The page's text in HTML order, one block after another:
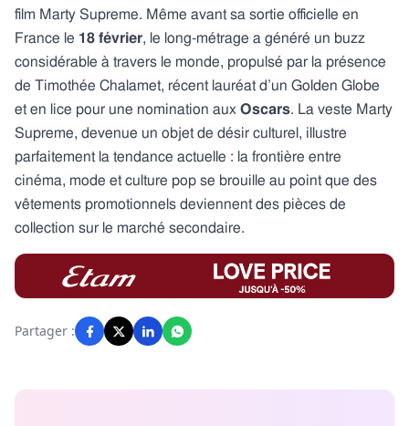
film Marty Supreme. Même avant sa sortie officielle en
France le 18 février, le long-métrage a généré un buzz
considérable à travers le monde, propulsé par la présence
de Timothée Chalamet, récent lauréat d’un Golden Globe
et en lice pour une nomination aux Oscars. La veste Marty
Supreme, devenue un objet de désir culturel, illustre
parfaitement la tendance actuelle : la frontière entre
cinéma, mode et culture pop se brouille au point que des
vêtements promotionnels deviennent des pièces de
collection sur le marché secondaire.
Partager :